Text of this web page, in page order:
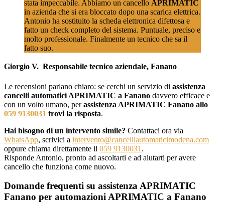
stata impeccabile. Abbiamo un cancello APRIMATIC
in azienda che si era bloccato dopo una scarica elettrica.
Antonio ha sostituito la scheda elettronica difettosa e
fatto un check completo del sistema. Puntuale, preciso e
molto professionale. Finalmente un tecnico che sa il
fatto suo.
Giorgio V.  Responsabile tecnico aziendale, Fanano
Le recensioni parlano chiaro: se cerchi un servizio di assistenza
cancelli automatici APRIMATIC a Fanano davvero efficace e
con un volto umano, perassistenza APRIMATIC Fanano allo
059 9130031 trovi la risposta.
Hai bisogno di un intervento simile? Contattaci ora via
WhatsApp, scrivici a intervento@cancelliautomaticimodena.com
oppure chiama direttamente il 059 9130031 .
Risponde Antonio, pronto ad ascoltarti e ad aiutarti per avere
cancello che funziona come nuovo.
Domande frequenti su assistenza APRIMATIC
Fanano per automazioni APRIMATIC a Fanano